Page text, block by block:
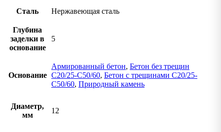
Сталь Нержавеющая сталь
Глубина
заделки в
основание
5
Основание
Армированный бетон, Бетон без трещин
C20/25-C50/60, Бетон с трещинами C20/25-
C50/60, Природный камень
Диаметр,
мм
12